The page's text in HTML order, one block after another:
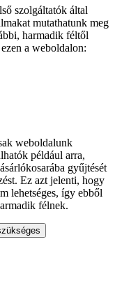
szolgáltatók által
mutathatunk meg
harmadik féltől
a weboldalon:
weboldalunk
például arra,
gyűjtését
Ez azt jelenti, hogy
lehetséges, így ebből
félnek.